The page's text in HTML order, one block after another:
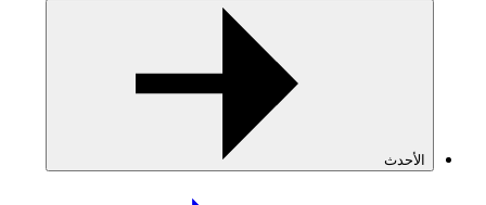
الأحدث